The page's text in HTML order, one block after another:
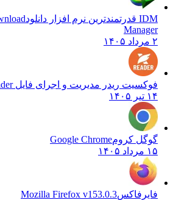
Download
Manager
فوکسیت ریدر مدیریت و اجرای فایل PDF Reader
گوگل کروم Google Chrome
فایرفاکسMozilla Firefox v153.0.3